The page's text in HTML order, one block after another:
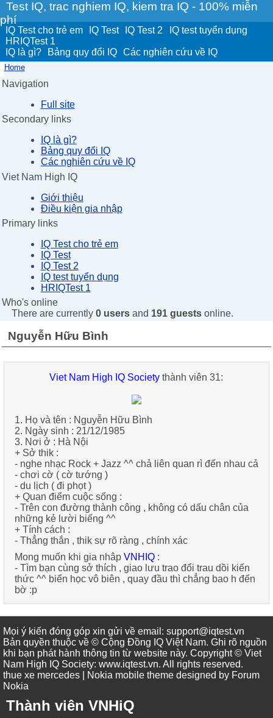
Test IQ, trac nghiem IQ, kiem tra IQ - 100% miễn
phí
IQ Test cho trẻ em IQ Test IQ Test 2
IQ test tuyển dụng
HRIQTest 1
IQ là gì?
Bảng quy đổi IQ Các nghiên cứu về IQ
Home
Navigation
Full site
Secondary links
IQ là gì?
Bảng quy đổi IQ
Các nghiên cứu về IQ
Viet Nam High IQ
Giới thiệu
Điều kiện gia nhập
Primary links
IQ Test cho trẻ em
IQ Test
IQ Test 2
IQ test tuyển dụng
HRIQTest 1
Who's online
There are currently 0 usersand 191 guestsonline.
Nguyễn Hữu Bình
Viet Nam High IQ Society thành viên 31:
1. Họ và tên : Nguyễn Hữu Bình
2. Ngày sinh : 21/12/1985
3. Nơi ở : Hà Nội
+ Sở thik :
- nghe nhạc Rock + Jazz ^^ chả liên quan rì đến nhau cả
- chơi cờ ( cờ tướng )
- du lịch ( đi phọt )
+ Quan điểm cuộc sống :
- Trên con đường thành công , không có dấu chân của
những kẻ lười biếng ^^
+ Tính cách :
- Thẳng thắn , thik sự rõ ràng , chính xác
Mong muốn khi gia nhâp VNHIQ:
- Tìm bạn cùng sở thích , giao lưu trao đổi trau dồi kiến
thức ^^ biển học vô biên , quay đầu thì chẳng bao h đến
bờ :p
Mọi ý kiến đóng góp xin gửi về email: support@iqtest.vn
Bản quyền thuộc về © Cộng Đồng IQ Việt Nam. Ghi rõ nguồn
khi bạn phát hành thông tin từ website này. Copyright © Viet
Nam High IQ Society: www.iqtest.vn. All rights reserved.
thue xe mercedes | Nokia mobile theme designed by Forum
Nokia
Thành viên VNHiQ